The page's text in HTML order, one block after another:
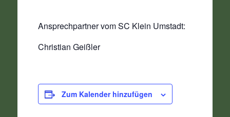
Ansprechpartner vom SC Klein Umstadt:
Christian Geißler
Zum Kalender hinzufügen